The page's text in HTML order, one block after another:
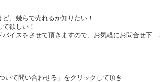
、幾らで売れるか知りたい！
欲しい！
バイスをさせて頂きますので、お気軽にお問合せ下
いて問い合わせる」をクリックして頂き